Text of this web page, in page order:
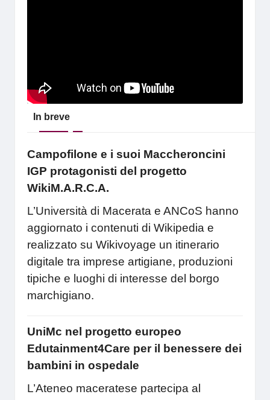
In breve
Campofilone e i suoi Maccheroncini
IGP protagonisti del progetto
WikiM.A.R.C.A.
L’Università di Macerata e ANCoS hanno
aggiornato i contenuti di Wikipedia e
realizzato su Wikivoyage un itinerario
digitale tra imprese artigiane, produzioni
tipiche e luoghi di interesse del borgo
marchigiano.
UniMc nel progetto europeo
Edutainment4Care per il benessere dei
bambini in ospedale
L’Ateneo maceratese partecipa al